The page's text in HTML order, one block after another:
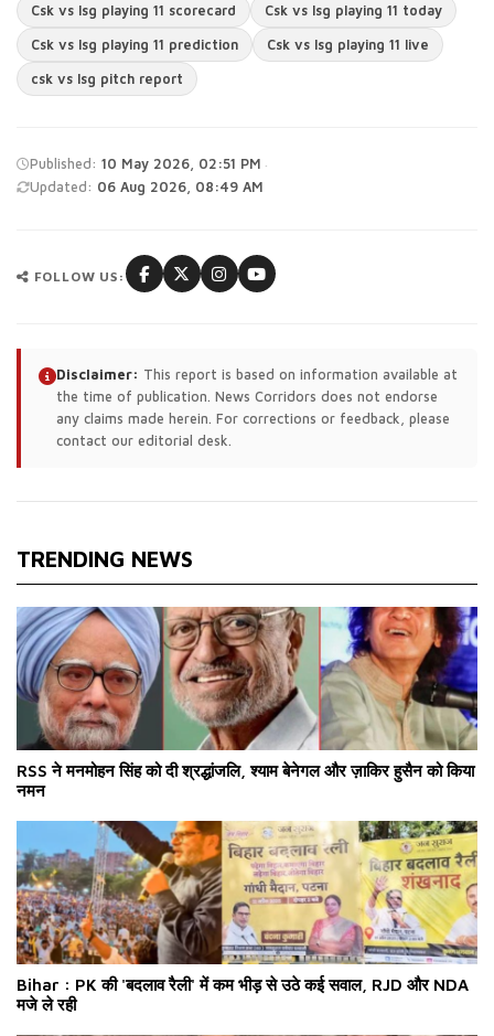
Csk vs lsg playing 11 scorecard Csk vs lsg playing 11 today
Csk vs lsg playing 11 prediction Csk vs lsg playing 11 live
csk vs lsg pitch report
Published: 10 May 2026, 02:51 PM ·
Updated: 06 Aug 2026, 08:49 AM
FOLLOW US:
Disclaimer: This report is based on information available at
the time of publication. News Corridors does not endorse
any claims made herein. For corrections or feedback, please
contact our editorial desk.
TRENDING NEWS
RSS ने मनमोहन सिंह को दी श्रद्धांजलि, श्याम बेनेगल और ज़ाकिर हुसैन को किया
नमन
Bihar : PK की 'बदलाव रैली' में कम भीड़ से उठे कई सवाल, RJD और NDA
मजे ले रही